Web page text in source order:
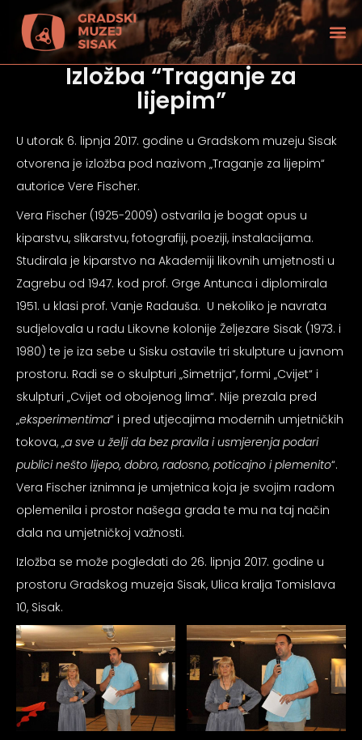
Izložba “Traganje za
lijepim”
U utorak 6. lipnja 2017. godine u Gradskom muzeju Sisak
otvorena je izložba pod nazivom „Traganje za lijepim“
autorice Vere Fischer.
Vera Fischer (1925-2009) ostvarila je bogat opus u
kiparstvu, slikarstvu, fotografiji, poeziji, instalacijama.
Studirala je kiparstvo na Akademiji likovnih umjetnosti u
Zagrebu od 1947. kod prof. Grge Antunca i diplomirala
1951. u klasi prof. Vanje Radauša. U nekoliko je navrata
sudjelovala u radu Likovne kolonije Željezare Sisak (1973. i
1980) te je iza sebe u Sisku ostavile tri skulpture u javnom
prostoru. Radi se o skulpturi „Simetrija“, formi „Cvijet“ i
skulpturi „Cvijet od obojenog lima“. Nije prezala pred
„eksperimentima“ i pred utjecajima modernih umjetničkih
tokova, „a sve u želji da bez pravila i usmjerenja podari
publici nešto lijepo, dobro, radosno, poticajno i plemenito“.
Vera Fischer iznimna je umjetnica koja je svojim radom
oplemenila i prostor našega grada te mu na taj način
dala na umjetničkoj važnosti.
Izložba se može pogledati do 26. lipnja 2017. godine u
prostoru Gradskog muzeja Sisak, Ulica kralja Tomislava
10, Sisak.
vida